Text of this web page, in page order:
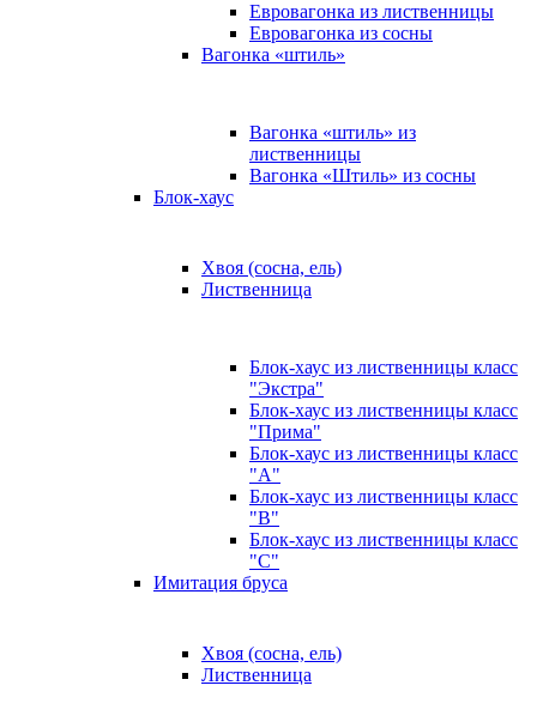
Евровагонка из лиственницы
Евровагонка из сосны
Вагонка «штиль»
Вагонка «штиль» из
лиственницы
Вагонка «Штиль» из сосны
Блок-хаус
Хвоя (сосна, ель)
Лиственница
Блок-хаус из лиственницы класс
"Экстра"
Блок-хаус из лиственницы класс
"Прима"
Блок-хаус из лиственницы класс
"А"
Блок-хаус из лиственницы класс
"B"
Блок-хаус из лиственницы класс
"C"
Имитация бруса
Хвоя (сосна, ель)
Лиственница